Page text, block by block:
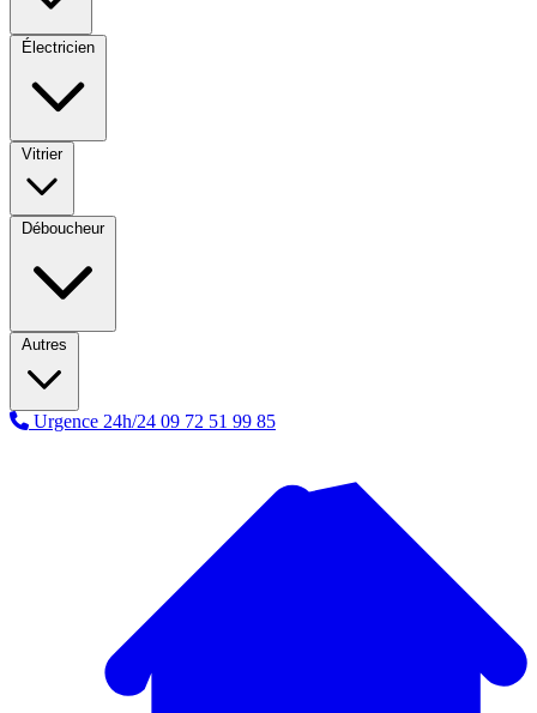
Électricien
Vitrier
Déboucheur
Autres
Urgence 24h/24 09 72 51 99 85